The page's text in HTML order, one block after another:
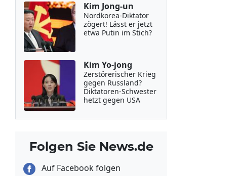
Kim Jong-un
Nordkorea-Diktator
zögert! Lässt er jetzt
etwa Putin im Stich?
Kim Yo-jong
Zerstörerischer Krieg
gegen Russland?
Diktatoren-Schwester
hetzt gegen USA
Folgen Sie News.de
Auf Facebook folgen